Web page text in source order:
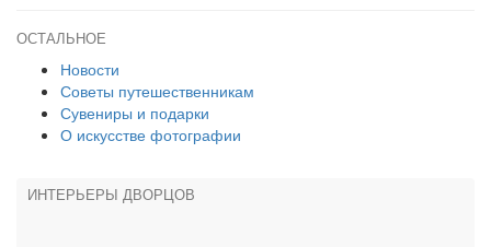
ОСТАЛЬНОЕ
Новости
Советы путешественникам
Сувениры и подарки
О искусстве фотографии
ИНТЕРЬЕРЫ ДВОРЦОВ